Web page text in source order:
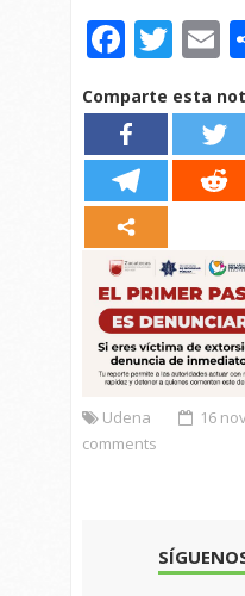
Comparte esta
Udena 16
comments